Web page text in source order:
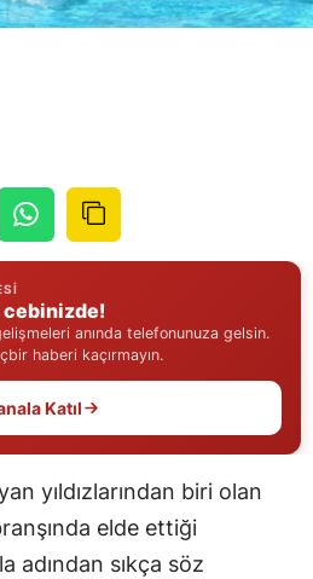
Denizli
Erzincan
Erzurum
Eskişehir
Gaziantep
Giresun
Hatay
cebinizde!
anında telefonunuza gelsin.
haberi kaçırmayın.
Katıl
yıldızlarından biri olan
elde ettiği
adından sıkça söz